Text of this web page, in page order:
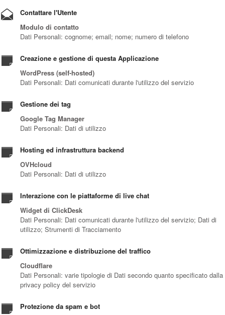
Contattare l'Utente
Modulo di contatto
Dati Personali: cognome; email; nome; numero di telefono
Creazione e gestione di questa Applicazione
WordPress (self-hosted)
Dati Personali: Dati comunicati durante l'utilizzo del servizio
Gestione dei tag
Google Tag Manager
Dati Personali: Dati di utilizzo
Hosting ed infrastruttura backend
OVHcloud
Dati Personali: Dati di utilizzo
Interazione con le piattaforme di live chat
Widget di ClickDesk
Dati Personali: Dati comunicati durante l'utilizzo del servizio; Dati di
utilizzo; Strumenti di Tracciamento
Ottimizzazione e distribuzione del traffico
Cloudflare
Dati Personali: varie tipologie di Dati secondo quanto specificato dalla
privacy policy del servizio
Protezione da spam e bot